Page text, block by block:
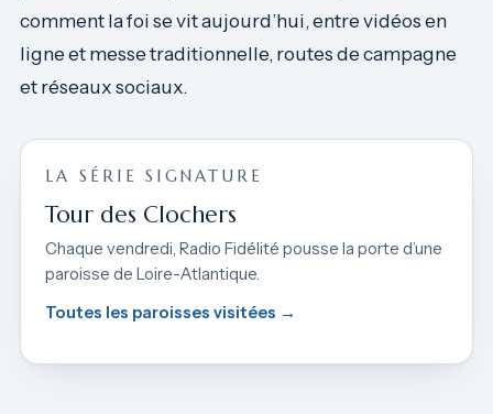
comment la foi se vit aujourd’hui, entre vidéos en
ligne et messe traditionnelle, routes de campagne
et réseaux sociaux.
LA SÉRIE SIGNATURE
Tour des Clochers
Chaque vendredi, Radio Fidélité pousse la porte d’une
paroisse de Loire-Atlantique.
Toutes les paroisses visitées →